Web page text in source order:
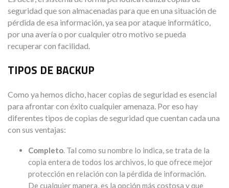
seguridad que son almacenadas para que en una situación de
pérdida de esa información, ya sea por ataque informático,
por una avería o por cualquier otro motivo se pueda
recuperar con facilidad.
TIPOS DE BACKUP
Como ya hemos dicho, hacer copias de seguridad es esencial
para afrontar con éxito cualquier amenaza. Por eso hay
diferentes tipos de copias de seguridad que cuentan cada una
con sus ventajas:
Completo. Tal como su nombre lo indica, se trata de la
copia entera de todos los archivos, lo que ofrece mejor
protección en relación con la pérdida de información.
De cualquier manera, es la opción más costosa y que